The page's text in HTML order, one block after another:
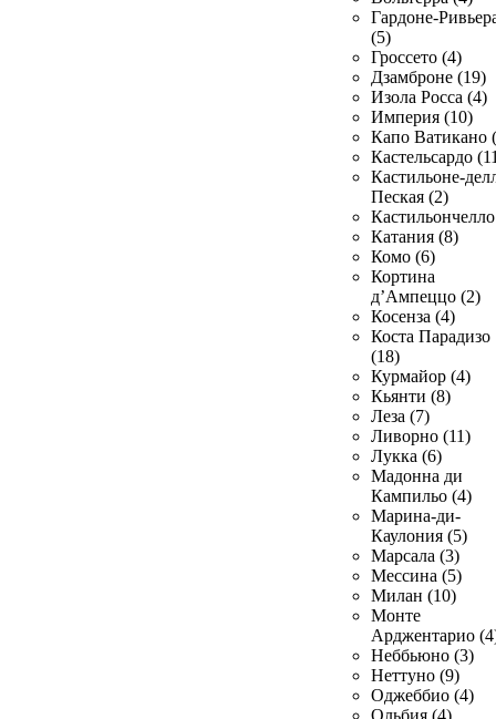
Гардоне-
(5)
Гроссето (4)
Дзамброне (19)
Изола Росса (4)
Империя (10)
Капо Ватикано
Кастельсардо
Кастильоне-
Пеская (2)
Катания (8)
Комо (6)
Кортина
д’Ампеццо (2)
Косенза (4)
Коста Парадизо
(18)
Курмайор (4)
Кьянти (8)
Леза (7)
Ливорно (11)
Лукка (6)
Мадонна ди
Кампильо (4)
Марина-ди-
Каулония (5)
Марсала (3)
Мессина (5)
Милан (10)
Монте
Арджентарио
Неббьюно (3)
Неттуно (9)
Оджеббио (4)
Ольбия (4)